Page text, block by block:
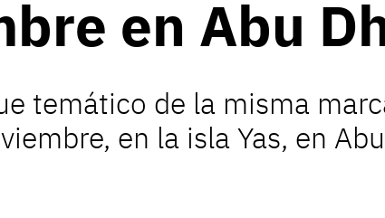
en Abu
temático de la misma
en la isla Yas, en